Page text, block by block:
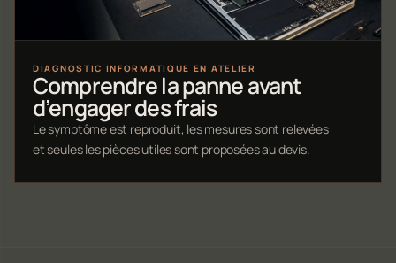
DIAGNOSTIC INFORMATIQUE EN ATELIER
Comprendre la panne avant
d’engager des frais
Le symptôme est reproduit, les mesures sont relevées
et seules les pièces utiles sont proposées au devis.